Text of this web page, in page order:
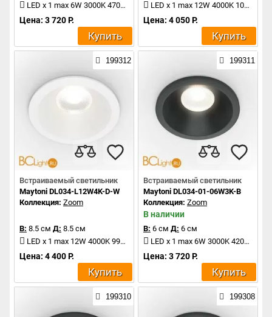
LED x 1 max 6W 3000K 470Lm
Цена: 3 720 Р.
Купить
LED x 1 max 12W 4000K 1040Lm
Цена: 4 050 Р.
Купить
199312
Встраиваемый светильник
Maytoni DL034-L12W4K-D-W
Коллекция: Zoom
В: 8.5 см Д: 8.5 см
LED x 1 max 12W 4000K 990Lm
Цена: 4 400 Р.
Купить
199311
Встраиваемый светильник
Maytoni DL034-01-06W3K-B
Коллекция: Zoom
В наличии
В: 6 см Д: 6 см
LED x 1 max 6W 3000K 420Lm
Цена: 3 720 Р.
Купить
199310 199308